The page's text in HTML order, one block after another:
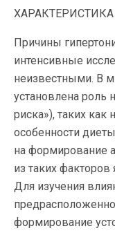
ХАРАКТЕРИСТИКА
Причины
интенсивные
неизвестными. В
установлена роль
риска»), таких как
особенности
на формирование
из таких
Для изучения
формирование